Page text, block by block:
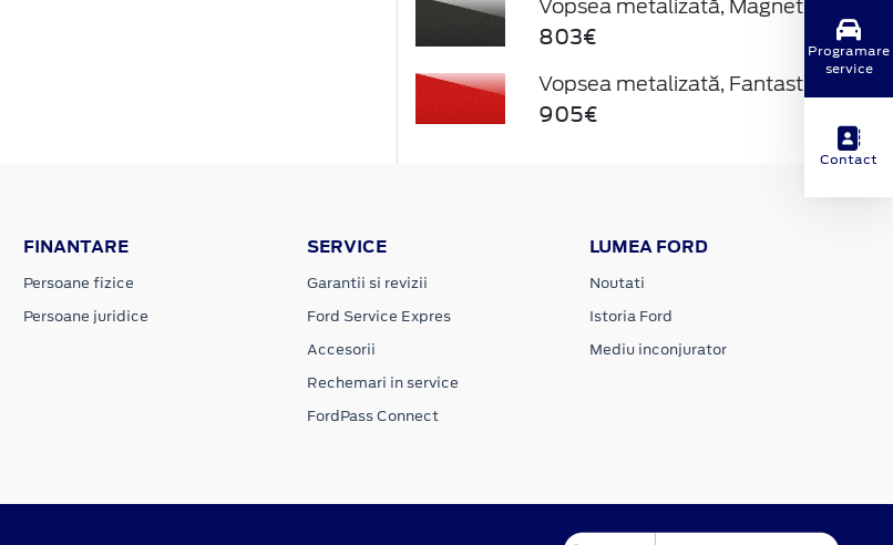
Vopsea metalizată, Magnetic
803€
Vopsea metalizată, Fantastic Red
905€
FINANTARE
Persoane fizice
Persoane juridice
SERVICE
Garantii si revizii
Ford Service Expres
Accesorii
Rechemari in service
FordPass Connect
LUMEA FORD
Noutati
Istoria Ford
Mediu inconjurator
Programare
service
Contact